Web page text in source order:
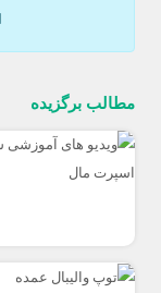
مطالب برگزیده